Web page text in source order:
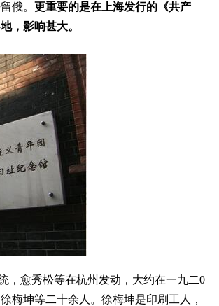
俄。 更重要的是在上海发行的《共产
，影响甚大。
，愈秀松等在杭州发动，大约在一九二0
梅坤等二十余人。徐梅坤是印刷工人，